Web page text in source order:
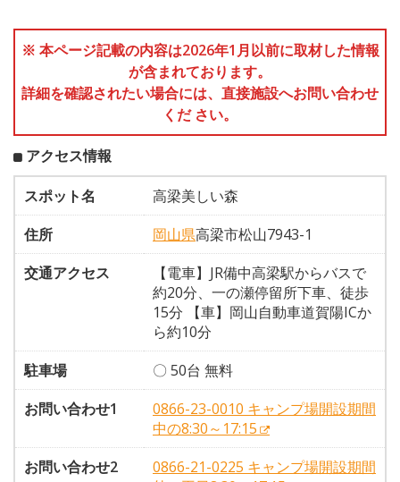
※ 本ページ記載の内容は2026年1月以前に取材した情報
が含まれております。
詳細を確認されたい場合には、直接施設へお問い合わせ
くだ さい。
アクセス情報
スポット名
高梁美しい森
住所
岡山県高梁市松山7943-1
交通アクセス
【電車】JR備中高梁駅からバスで
約20分、一の瀬停留所下車、徒歩
15分 【車】岡山自動車道賀陽ICか
ら約10分
駐車場
〇 50台 無料
お問い合わせ1
0866-23-0010 キャンプ場開設期間
中の8:30～17:15
お問い合わせ2
0866-21-0225 キャンプ場開設期間